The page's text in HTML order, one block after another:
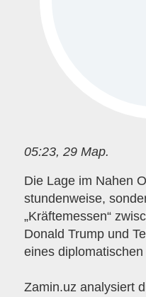
05:23, 29 Мар.
Die Lage im Nahen
stundenweise,
„Kräftemessen“
Donald Trump und
eines
Zamin.uz analysiert